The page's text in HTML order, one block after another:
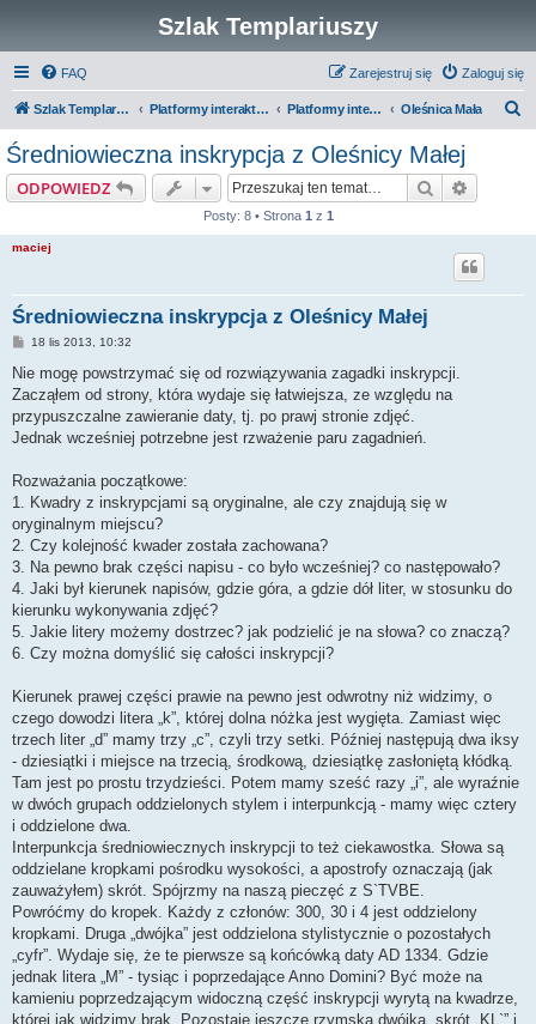
Szlak Templariuszy
FAQ Zaloguj się
Zarejestruj się
Szlak Templariuszy Platformy interaktywne Szlaku Templariuszy Platformy interaktywne - Miejsca związane z Templariuszami Oleśnica Mała
Średniowieczna inskrypcja z Oleśnicy Małej
ODPOWIEDZ Szukaj
Posty: 8 • Strona 1 z 1
maciej
Średniowieczna inskrypcja z Oleśnicy Małej
P
s
18 lis 2013, 10:32
Nie mogę powstrzymać się od rozwiązywania zagadki inskrypcji.
Zacząłem od strony, która wydaje się łatwiejsza, ze względu na
przypuszczalne zawieranie daty, tj. po prawj stronie zdjęć.
Jednak wcześniej potrzebne jest rzważenie paru zagadnień.
Rozważania początkowe:
1. Kwadry z inskrypcjami są oryginalne, ale czy znajdują się w
oryginalnym miejscu?
2. Czy kolejność kwader została zachowana?
3. Na pewno brak części napisu - co było wcześniej? co następowało?
4. Jaki był kierunek napisów, gdzie góra, a gdzie dół liter, w stosunku do
kierunku wykonywania zdjęć?
5. Jakie litery możemy dostrzec? jak podzielić je na słowa? co znaczą?
6. Czy można domyślić się całości inskrypcji?
Kierunek prawej części prawie na pewno jest odwrotny niż widzimy, o
czego dowodzi litera „k”, której dolna nóżka jest wygięta. Zamiast więc
trzech liter „d” mamy trzy „c”, czyli trzy setki. Później następują dwa iksy
- dziesiątki i miejsce na trzecią, środkową, dziesiątkę zasłoniętą kłódką.
Tam jest po prostu trzydzieści. Potem mamy sześć razy „i”, ale wyraźnie
w dwóch grupach oddzielonych stylem i interpunkcją - mamy więc cztery
i oddzielone dwa.
Interpunkcja średniowiecznych inskrypcji to też ciekawostka. Słowa są
oddzielane kropkami pośrodku wysokości, a apostrofy oznaczają (jak
zauważyłem) skrót. Spójrzmy na naszą pieczęć z S`TVBE.
Powróćmy do kropek. Każdy z członów: 300, 30 i 4 jest oddzielony
kropkami. Druga „dwójka” jest oddzielona stylistycznie o pozostałych
„cyfr”. Wydaje się, że te pierwsze są końcówką daty AD 1334. Gdzie
jednak litera „M” - tysiąc i poprzedające Anno Domini? Być może na
kamieniu poprzedzającym widoczną część inskrypcji wyrytą na kwadrze,
której jak widzimy brak. Pozostaje jeszcze rzymska dwójka, skrót „KL`” i